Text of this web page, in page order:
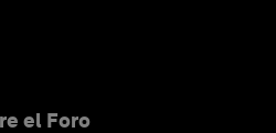
el Foro